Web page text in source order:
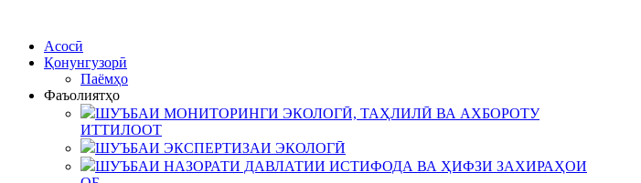
Асосӣ
Қонунгузорӣ
Паёмҳо
Фаъолиятҳо
ШУЪБАИ МОНИТОРИНГИ ЭКОЛОГӢ, ТАҲЛИЛӢ ВА АХБОРОТУ
ИТТИЛООТ
ШУЪБАИ ЭКСПЕРТИЗАИ ЭКОЛОГӢ
ШУЪБАИ НАЗОРАТИ ДАВЛАТИИ ИСТИФОДА ВА ҲИФЗИ ЗАХИРАҲОИ